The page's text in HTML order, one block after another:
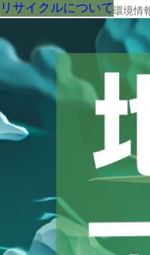
地球の今と未来に役立つ環境情
リサイクルについて
リサイクルについて
リサイクルについて
リサイクルについて
リサイクルについて
リサイクルについて
リサイクルについて
リサイクルについて
リサイクルについて